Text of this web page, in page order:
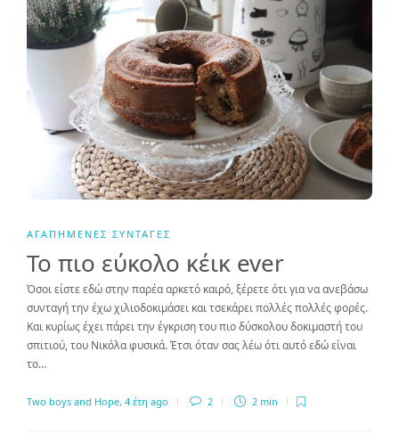
ΑΓΑΠΗΜΈΝΕΣ ΣΥΝΤΑΓΈΣ
Το πιο εύκολο κέικ ever
Όσοι είστε εδώ στην παρέα αρκετό καιρό, ξέρετε ότι για να ανεβάσω
συνταγή την έχω χιλιοδοκιμάσει και τσεκάρει πολλές πολλές φορές.
Και κυρίως έχει πάρει την έγκριση του πιο δύσκολου δοκιμαστή του
σπιτιού, του Νικόλα φυσικά. Έτσι όταν σας λέω ότι αυτό εδώ είναι
το…
Two boys and Hope, 4 έτη ago 2 2 min